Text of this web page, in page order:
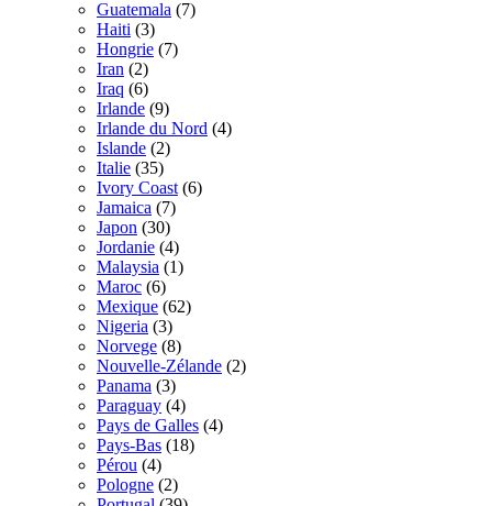
Guatemala (7)
Haiti (3)
Hongrie (7)
Iran (2)
Iraq (6)
Irlande (9)
Irlande du Nord (4)
Islande (2)
Italie (35)
Ivory Coast (6)
Jamaica (7)
Japon (30)
Jordanie (4)
Malaysia (1)
Maroc (6)
Mexique (62)
Nigeria (3)
Norvege (8)
Nouvelle-Zélande (2)
Panama (3)
Paraguay (4)
Pays de Galles (4)
Pays-Bas (18)
Pérou (4)
Pologne (2)